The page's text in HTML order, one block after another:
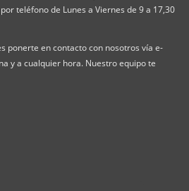
teléfono de Lunes a Viernes de 9 a 17,30
ponerte en contacto con nosotros vía e-
y a cualquier hora. Nuestro equipo te